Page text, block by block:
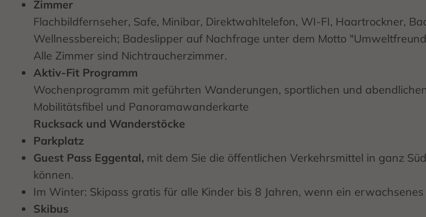
Zimmer
Flachbildfernseher, Safe, Minibar, Direktwahltelefon, WI-FI, Haartrockner,
Wellnessbereich; Badeslipper auf Nachfrage unter dem Motto
Alle Zimmer sind Nichtraucherzimmer.
Aktiv-Fit Programm
Wochenprogramm mit geführten Wanderungen, sportlichen und
Mobilitätsfibel und Panoramawanderkarte
Rucksack und Wanderstöcke
Parkplatz
Guest Pass Eggental, mit dem Sie die öffentlichen Verkehrsmittel in ganz
können.
Im Winter: Skipass gratis für alle Kinder bis 8 Jahren, wenn ein
Skibus